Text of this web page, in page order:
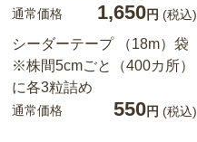
通常価格 1,650円 (税込)
シーダーテープ （18m）袋
※株間5cmごと（400カ所）
に各3粒詰め
通常価格 550円 (税込)